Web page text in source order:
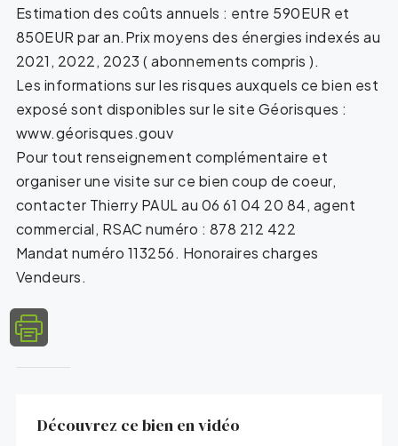
Estimation des coûts annuels : entre 590EUR et
850EUR par an.Prix moyens des énergies indexés au
2021, 2022, 2023 ( abonnements compris ).
Les informations sur les risques auxquels ce bien est
exposé sont disponibles sur le site Géorisques :
www.géorisques.gouv
Pour tout renseignement complémentaire et
organiser une visite sur ce bien coup de coeur,
contacter Thierry PAUL au 06 61 04 20 84, agent
commercial, RSAC numéro : 878 212 422
Mandat numéro 113256. Honoraires charges
Vendeurs.
Découvrez ce bien en vidéo